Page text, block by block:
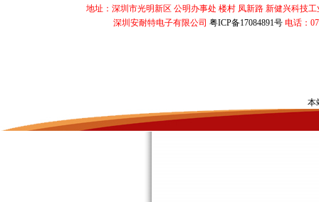
地址：深圳市光明新区 公明办事处 楼村 凤新路 新健兴科技工
深圳安耐特电子有限公司 粤ICP备17084891号电话：
本